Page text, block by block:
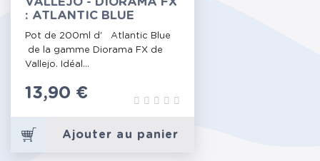
: ATLANTIC BLUE
Pot de 200ml d' Atlantic Blue
de la gamme Diorama FX de
Vallejo. Idéal...
Prix
13,90 €
Ajouter au panier